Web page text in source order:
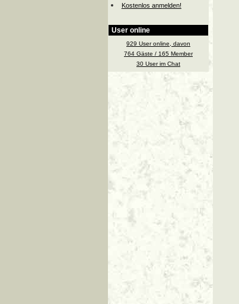
Kostenlos anmelden!
User online
929 User online, davon
764 Gäste / 165 Member
30 User im Chat